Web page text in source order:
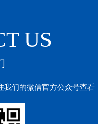
US
我们的微信官方公众号查看